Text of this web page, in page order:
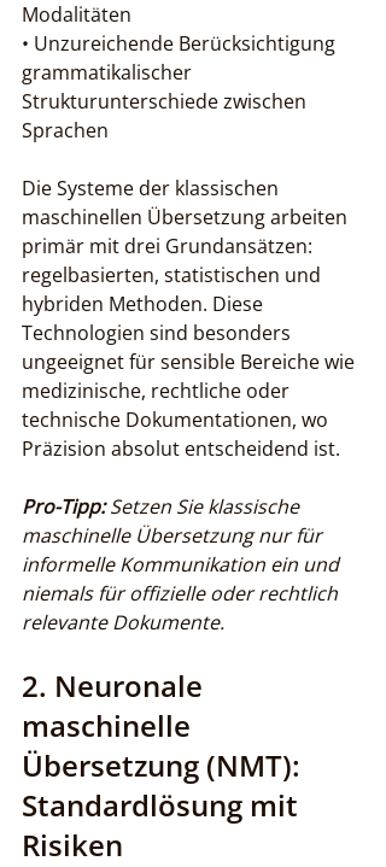
Modalitäten
• Unzureichende Berücksichtigung
grammatikalischer
Strukturunterschiede zwischen
Sprachen
Die Systeme der klassischen
maschinellen Übersetzung arbeiten
primär mit drei Grundansätzen:
regelbasierten, statistischen und
hybriden Methoden. Diese
Technologien sind besonders
ungeeignet für sensible Bereiche wie
medizinische, rechtliche oder
technische Dokumentationen, wo
Präzision absolut entscheidend ist.
Pro-Tipp: Setzen Sie klassische
maschinelle Übersetzung nur für
informelle Kommunikation ein und
niemals für offizielle oder rechtlich
relevante Dokumente.
2. Neuronale
maschinelle
Übersetzung (NMT):
Standardlösung mit
Risiken